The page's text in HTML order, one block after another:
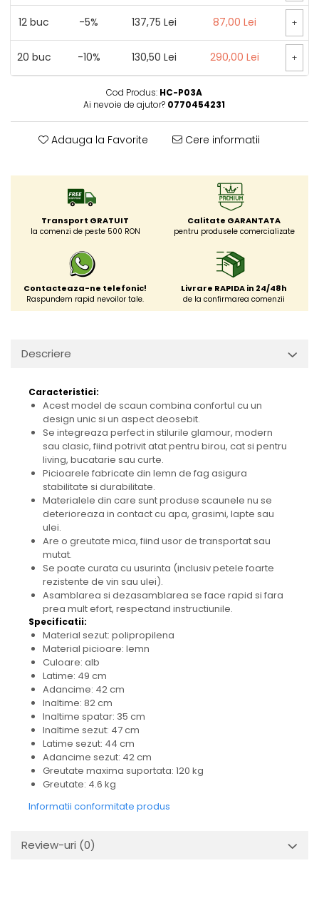
12 buc -5% 137,75 Lei 87,00 Lei +
20 buc -10% 130,50 Lei 290,00 Lei +
Cod Produs: HC-P03A
Ai nevoie de ajutor? 0770454231
Adauga la Favorite Cere informatii
Transport GRATUIT
la comenzi de peste 500 RON
Calitate GARANTATA
pentru produsele comercializate
Contacteaza-ne telefonic!
Raspundem rapid nevoilor tale.
Livrare RAPIDA in 24/48h
de la confirmarea comenzii
Descriere
Caracteristici:
Acest model de scaun combina confortul cu un
design unic si un aspect deosebit.
Se integreaza perfect in stilurile glamour, modern
sau clasic, fiind potrivit atat pentru birou, cat si pentru
living, bucatarie sau curte.
Picioarele fabricate din lemn de fag asigura
stabilitate si durabilitate.
Materialele din care sunt produse scaunele nu se
deterioreaza in contact cu apa, grasimi, lapte sau
ulei.
Are o greutate mica, fiind usor de transportat sau
mutat.
Se poate curata cu usurinta (inclusiv petele foarte
rezistente de vin sau ulei).
Asamblarea si dezasamblarea se face rapid si fara
prea mult efort, respectand instructiunile.
Specificatii:
Material sezut: polipropilena
Material picioare: lemn
Culoare: alb
Latime: 49 cm
Adancime: 42 cm
Inaltime: 82 cm
Inaltime spatar: 35 cm
Inaltime sezut: 47 cm
Latime sezut: 44 cm
Adancime sezut: 42 cm
Greutate maxima suportata: 120 kg
Greutate: 4.6 kg
Informatii conformitate produs
Review-uri (0)